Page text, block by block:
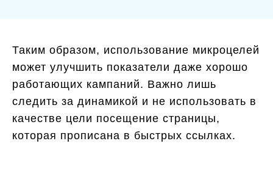
Таким образом, использование микроцелей
может улучшить показатели даже хорошо
работающих кампаний. Важно лишь
следить за динамикой и не использовать в
качестве цели посещение страницы,
которая прописана в быстрых ссылках.